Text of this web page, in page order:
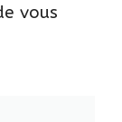
vous